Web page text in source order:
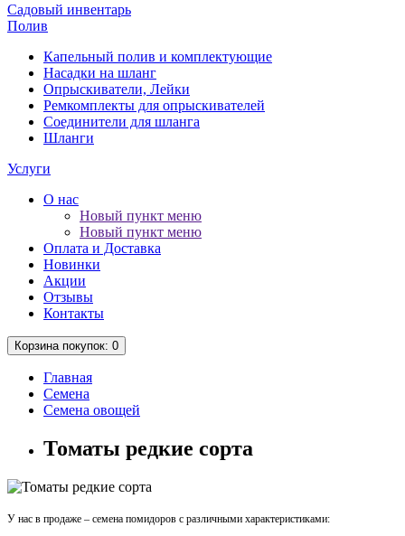
Садовый инвентарь
Полив
Капельный полив и комплектующие
Насадки на шланг
Опрыскиватели, Лейки
Ремкомплекты для опрыскивателей
Соединители для шланга
Шланги
Услуги
О нас
Новый пункт меню
Новый пункт меню
Оплата и Доставка
Новинки
Акции
Отзывы
Контакты
Корзина покупок: 0
Главная
Семена
Семена овощей
Томаты редкие сорта
У нас в продаже – семена помидоров с различными характеристиками: